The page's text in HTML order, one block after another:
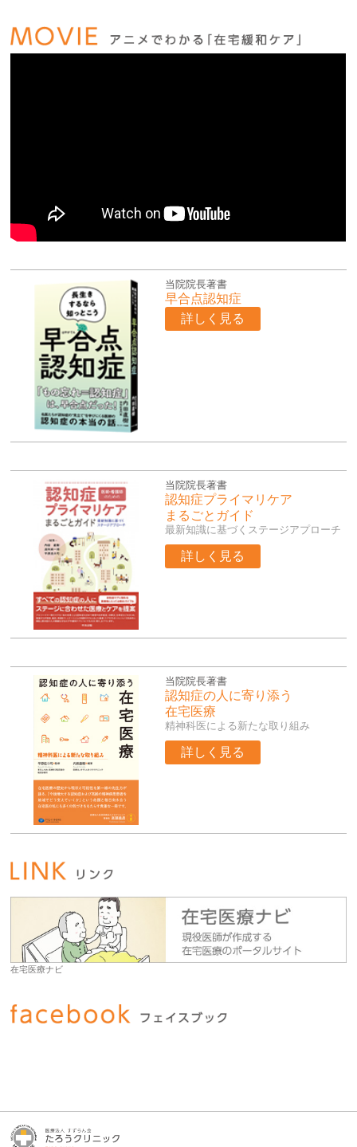
当院院長著書
早合点認知症
詳しく見る
当院院長著書
認知症プライマリケア
まるごとガイド
最新知識に基づくステージアプローチ
詳しく見る
当院院長著書
認知症の人に寄り添う
在宅医療
精神科医による新たな取り組み
詳しく見る
在宅医療ナビ